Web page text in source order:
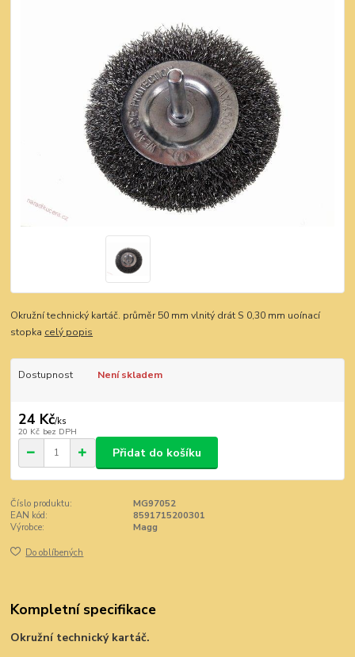
Okružní technický kartáč. průměr 50 mm vlnitý drát S 0,30 mm uoínací
stopka celý popis
Dostupnost Není skladem
24 Kč/ks
20 Kč bez DPH
Přidat do košíku
Číslo produktu:
MG97052
EAN kód:
8591715200301
Výrobce:
Magg
Do oblíbených
Kompletní specifikace
Okružní technický kartáč.